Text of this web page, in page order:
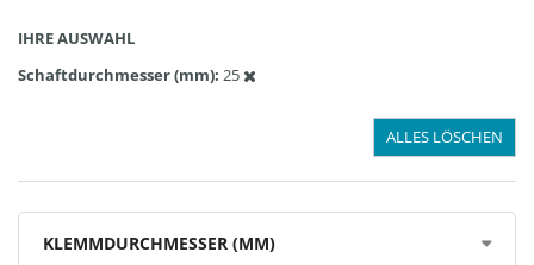
IHRE AUSWAHL
Schaftdurchmesser (mm) 25
ALLES LÖSCHEN
KLEMMDURCHMESSER (MM)